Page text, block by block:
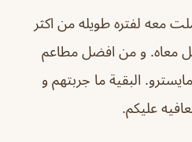
معه لفتره طويله من اكثر
معاه. و من افضل مطاعم
البقية ما جربتهم و
عليكم.